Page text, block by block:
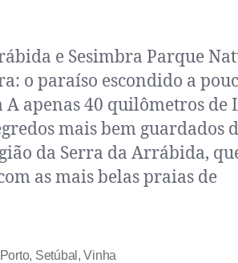
e Sesimbra Parque
o paraíso escondido a
apenas 40 quilômetros de
mais bem guardados
da Serra da Arrábida,
as mais belas praias de
Porto, Setúbal ,Vinha